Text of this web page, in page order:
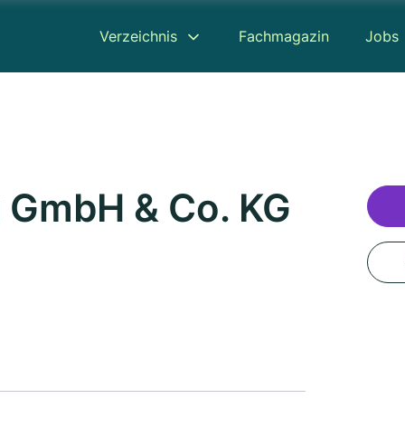
Verzeichnis Fachmagazin Jobs
& Co. KG